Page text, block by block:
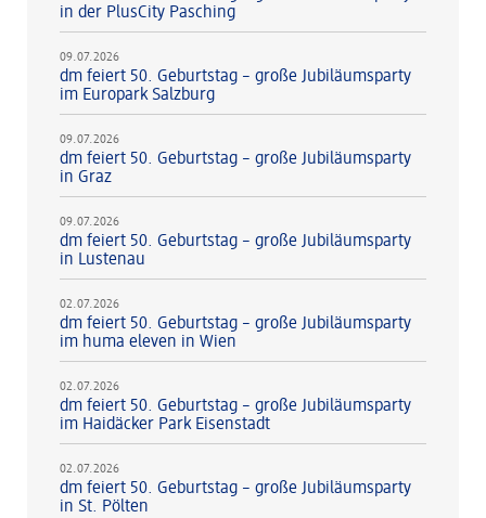
in der PlusCity Pasching
09.07.2026
dm feiert 50. Geburtstag – große Jubiläumsparty
im Europark Salzburg
09.07.2026
dm feiert 50. Geburtstag – große Jubiläumsparty
in Graz
09.07.2026
dm feiert 50. Geburtstag – große Jubiläumsparty
in Lustenau
02.07.2026
dm feiert 50. Geburtstag – große Jubiläumsparty
im huma eleven in Wien
02.07.2026
dm feiert 50. Geburtstag – große Jubiläumsparty
im Haidäcker Park Eisenstadt
02.07.2026
dm feiert 50. Geburtstag – große Jubiläumsparty
in St. Pölten